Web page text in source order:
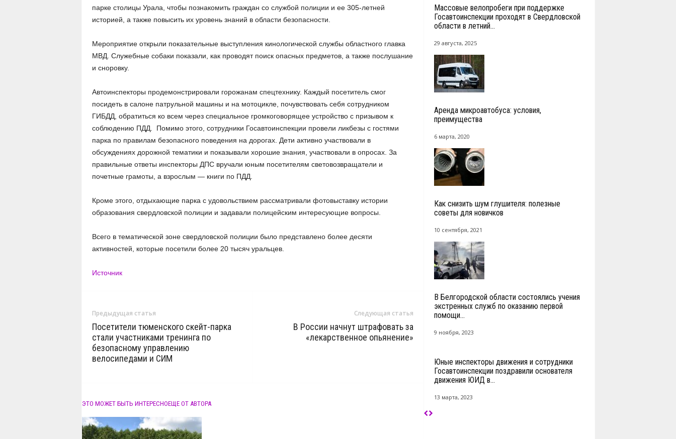
парке столицы Урала, чтобы познакомить граждан со службой полиции и ее 305-летней
историей, а также повысить их уровень знаний в области безопасности.
Мероприятие открыли показательные выступления кинологической службы областного главка
МВД. Служебные собаки показали, как проводят поиск опасных предметов, а также послушание
и сноровку.
Автоинспекторы продемонстрировали горожанам спецтехнику. Каждый посетитель смог
посидеть в салоне патрульной машины и на мотоцикле, почувствовать себя сотрудником
ГИБДД, обратиться ко всем через специальное громкоговорящее устройство с призывом к
соблюдению ПДД. Помимо этого, сотрудники Госавтоинспекции провели ликбезы с гостями
парка по правилам безопасного поведения на дорогах. Дети активно участвовали в
обсуждениях дорожной тематики и показывали хорошие знания, участвовали в опросах. За
правильные ответы инспекторы ДПС вручали юным посетителям световозвращатели и
почетные грамоты, а взрослым — книги по ПДД.
Кроме этого, отдыхающие парка с удовольствием рассматривали фотовыставку истории
образования свердловской полиции и задавали полицейским интересующие вопросы.
Всего в тематической зоне свердловской полиции было представлено более десяти
активностей, которые посетили более 20 тысяч уральцев.
Источник
Предыдущая статья
Посетители тюменского скейт-парка
стали участниками тренинга по
безопасному управлению
велосипедами и СИМ
Следующая статья
В России начнут штрафовать за
«лекарственное опьянение»
ЭТО МОЖЕТ БЫТЬ ИНТЕРЕСНОЕЩЕ ОТ АВТОРА
Массовые велопробеги при поддержке
Госавтоинспекции проходят в Свердловской
области в летний...
29 августа, 2025
Аренда микроавтобуса: условия,
преимущества
6 марта, 2020
Как снизить шум глушителя: полезные
советы для новичков
10 сентября, 2021
В Белгородской области состоялись учения
экстренных служб по оказанию первой
помощи...
9 ноября, 2023
Юные инспекторы движения и сотрудники
Госавтоинспекции поздравили основателя
движения ЮИД в...
13 марта, 2023